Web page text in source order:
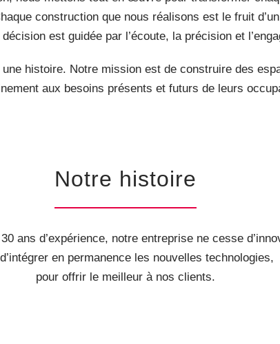
construction que nous réalisons est le fruit
est guidée par l’écoute, la précision et
histoire. Notre mission est de construire des
aux besoins présents et futurs de leurs
Notre histoire
ans d’expérience, notre entreprise ne cesse
en permanence les nouvelles technologies,
pour offrir le meilleur à nos clients.